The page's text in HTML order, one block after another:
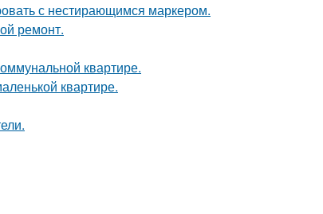
с нестирающимся маркером.
ремонт.
квартире.
квартире.